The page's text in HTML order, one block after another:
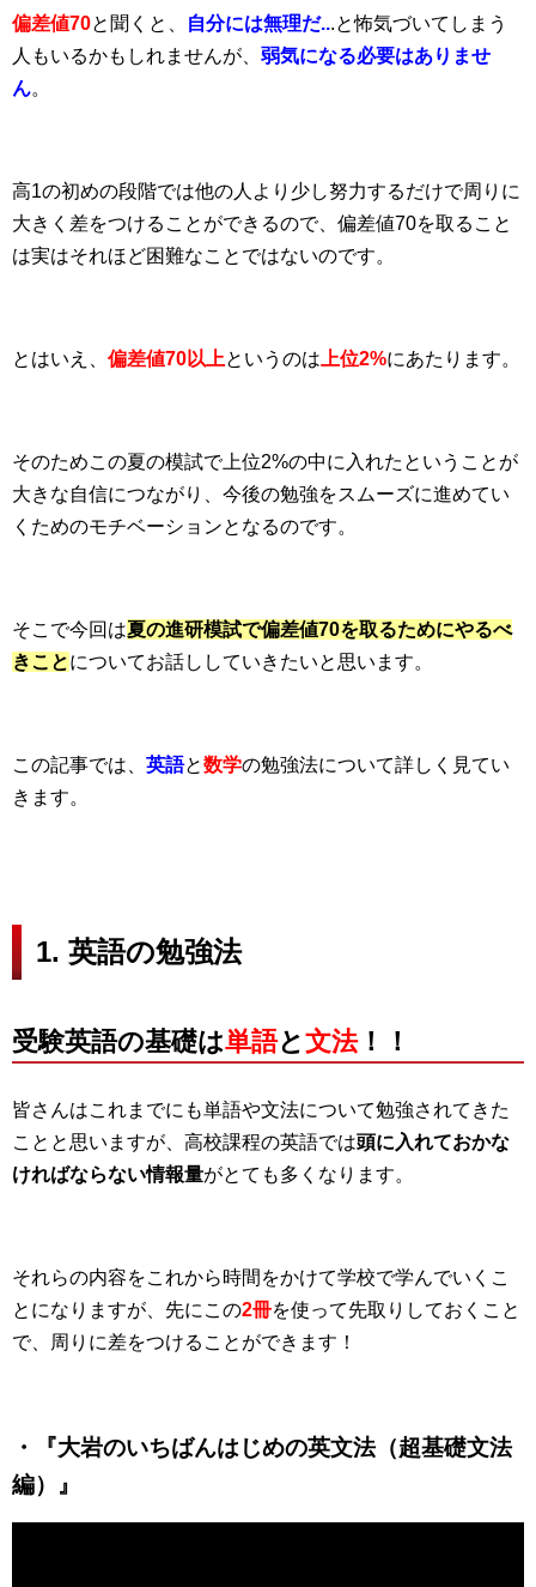
偏差値70と聞くと、 自分には無理だ...と怖気づいてしまう
人もいるかもしれませんが、 弱気になる必要はありませ
ん。
高1の初めの段階では他の人より少し努力するだけで周りに
大きく差をつけることができるので、偏差値70を取ること
は実はそれほど困難なことではないのです。
とはいえ、 偏差値70以上というのは上位2%にあたります。
そのためこの夏の模試で上位2%の中に入れたということが
大きな自信につながり、今後の勉強をスムーズに進めてい
くためのモチベーションとなるのです。
そこで今回は夏の進研模試で偏差値70を取るためにやるべ
きことについてお話ししていきたいと思います。
この記事では、 英語と数学の勉強法について詳しく見てい
きます。
1. 英語の勉強法
受験英語の基礎は単語と文法！！
皆さんはこれまでにも単語や文法について勉強されてきた
ことと思いますが、高校課程の英語では頭に入れておかな
ければならない情報量がとても多くなります。
それらの内容をこれから時間をかけて学校で学んでいくこ
とになりますが、先にこの2冊を使って先取りしておくこと
で、周りに差をつけることができます！
・『大岩のいちばんはじめの英文法（超基礎文法
編）』